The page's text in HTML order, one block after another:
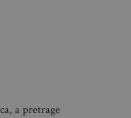
a pretrage